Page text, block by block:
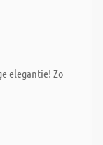
elegantie! Zo